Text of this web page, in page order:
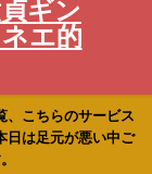
ギン
エ的
、こちらのサービス
日は足元が悪い中ご